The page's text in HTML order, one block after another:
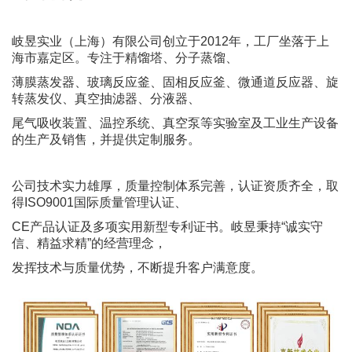
岐昱实业（上海）有限公司创立于2012年，工厂坐落于上
海市嘉定区。专注于精馏塔、分子蒸馏、
薄膜蒸发器、玻璃反应釜、固相反应釜、微通道反应器、旋
转蒸发仪、真空抽滤器、分液器、
尾气吸收装置、温控系统、真空泵等实验室及工业生产设备
的生产及销售，并提供定制服务。
公司技术实力雄厚，质量控制体系完善，认证资质齐全，取
得ISO9001国际质量管理认证、
CE产品认证及多项实用新型专利证书。岐昱秉持“诚实守
信、精益求精”的经营理念，
发挥技术与质量优势，不断提升客户满意度。